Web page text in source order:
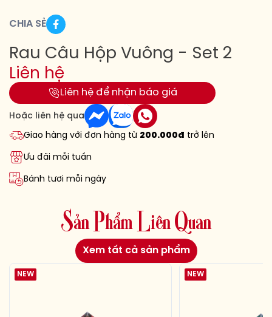
CHIA SẺ
Rau Câu Hộp Vuông - Set 2
Liên hệ
Liên hệ để nhận báo giá
Hoặc liên hệ qua
Giao hàng với đơn hàng từ 200.000đ trở lên
Ưu đãi mỗi tuần
Bánh tươi mỗi ngày
Sản Phẩm Liên Quan
Xem tất cả sản phẩm
NEW NEW